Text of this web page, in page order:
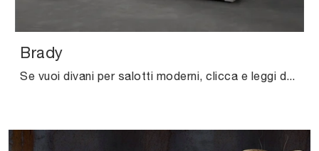
Brady
Se vuoi divani per salotti moderni, clicca e leggi di più sul modello Brady in tessuto della firma Excò.